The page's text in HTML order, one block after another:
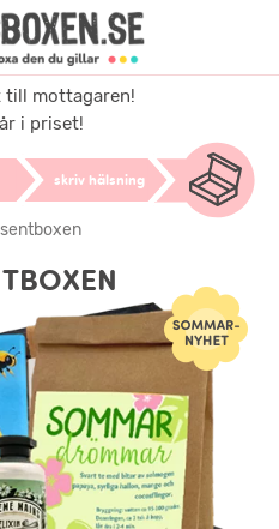
till mottagaren!
i priset!
skriv hälsning